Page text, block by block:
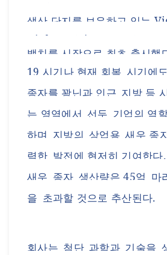
생산 단지를 보유하고 있는
Ninh회사(Viet Uc
뱃치를 시장으로 최초 출시했
19 시기나 현재 회복 시기에도
종자를 꽝닌과 인근 지방등
는 영역에서 선두 기업의 역
하며 지방의 상업용 새우 종
력한 발전에 현저히 기여한다.
새우 종자 생산량은 45억 마
을 초과할 것으로 추산된다.
회사는 첨단 과학과 기술을